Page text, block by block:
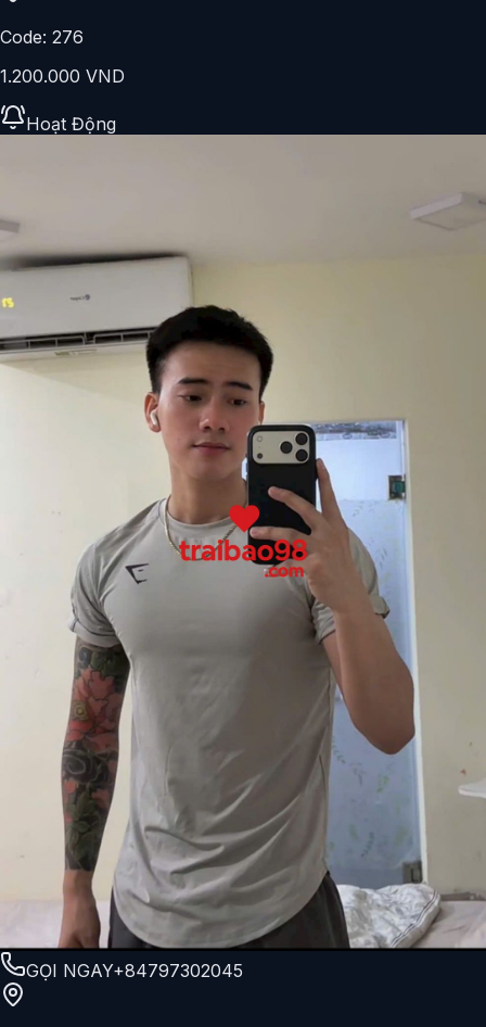
Code: 276
1.200.000 VND
Hoạt Động
GỌI NGAY+84797302045